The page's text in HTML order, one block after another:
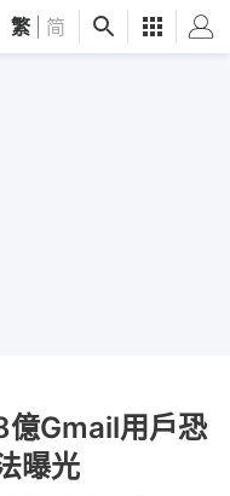
繁 简
Gmail用戶恐
曝光